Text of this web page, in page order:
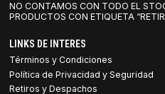
NO CONTAMOS CON TODO EL
PRODUCTOS CON ETIQUETA
LINKS DE INTERES
Términos y Condiciones
Política de Privacidad y Seguridad
Retiros y Despachos